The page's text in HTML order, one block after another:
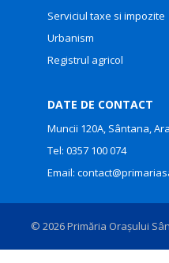
Serviciul taxe si impozite
Urbanism
Registrul agricol
DATE DE CONTACT
Muncii 120A, Sântana,
Tel: 0357 100 074
Email:
© 2026 Primăria Orașului